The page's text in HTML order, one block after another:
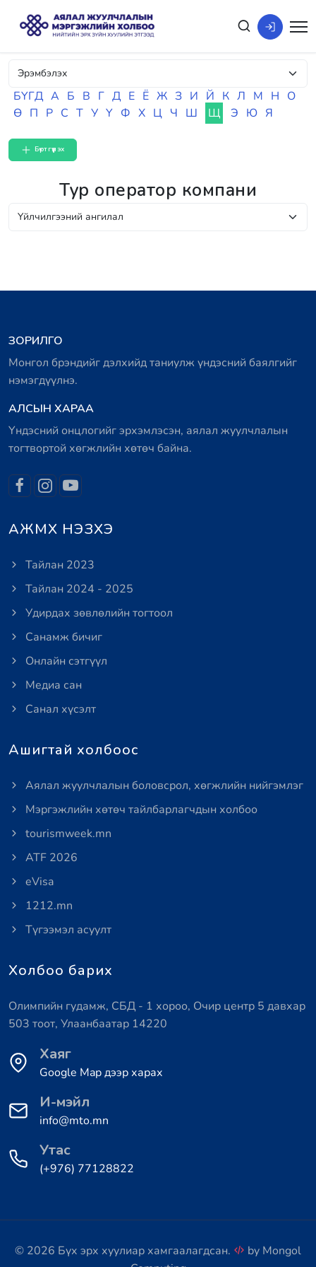
БҮГД А Б В Г Д Е Ё Ж З И Й К Л М Н О
Ө П Р С Т У Ү Ф Х Ц Ч Ш Щ Э Ю Я
Бүртгүүлэх
Тур оператор компани
ЗОРИЛГО
Монгол брэндийг дэлхийд таниулж үндэсний баялгийг
нэмэгдүүлнэ.
АЛСЫН ХАРАА
Үндэсний онцлогийг эрхэмлэсэн, аялал жуулчлалын
тогтвортой хөгжлийн хөтөч байна.
АЖМХ НЭЗХЭ
Тайлан 2023
Тайлан 2024 - 2025
Удирдах зөвлөлийн тогтоол
Санамж бичиг
Онлайн сэтгүүл
Медиа сан
Санал хүсэлт
Ашигтай холбоос
Аялал жуулчлалын боловсрол, хөгжлийн нийгэмлэг
Мэргэжлийн хөтөч тайлбарлагчдын холбоо
tourismweek.mn
ATF 2026
eVisa
1212.mn
Түгээмэл асуулт
Холбоо барих
Олимпийн гудамж, СБД - 1 хороо, Очир центр 5 давхар
503 тоот, Улаанбаатар 14220
Хаяг
Google Map дээр харах
И-мэйл
info@mto.mn
Утас
(+976) 77128822
© 2026 Бүх эрх хуулиар хамгаалагдсан. by Mongol